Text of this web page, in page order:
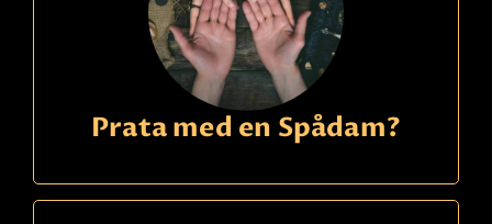
Prata med en Spådam?